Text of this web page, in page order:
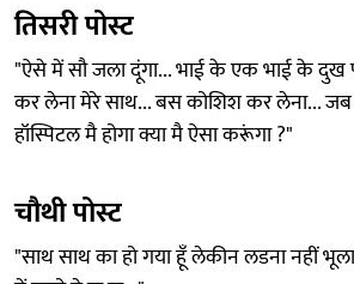
तिसरी पोस्ट
"ऐसे में सौ जला दूंगा... भाई के एक भाई के दुख
कर लेना मेरे साथ... बस कोशिश कर लेना... जब
हॉस्पिटल मै होगा क्या मै ऐसा करूंगा ?"
चौथी पोस्ट
"साथ साथ का हो गया हूँ लेकीन लडना नहीं